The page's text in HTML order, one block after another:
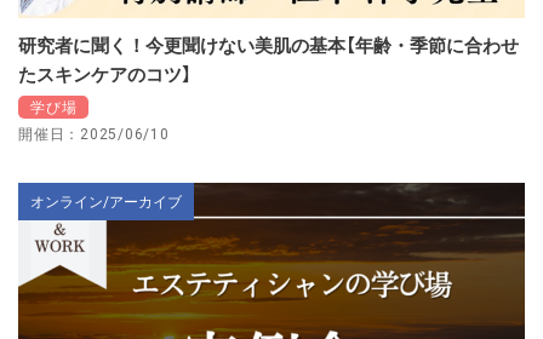
研究者に聞く！今更聞けない美肌の基本【年齢・季節に合わせ
たスキンケアのコツ】
学び場
開催日：2025/06/10
オンライン/アーカイブ